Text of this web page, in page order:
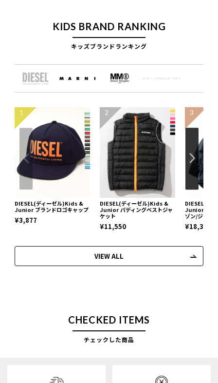
KIDS BRAND RANKING
キッズブランドランキング
1
DIESEL(ディーゼル)Kids &
Junior ブランドロゴキャップ
¥3,877
2
DIESEL(ディーゼル)Kids &
Junior パディングベストジャ
ケット
¥11,550
3
DIESEL(デ
Junior フー
ゾン/ジャケ
¥18,392
VIEW ALL
CHECKED ITEMS
チェックした商品